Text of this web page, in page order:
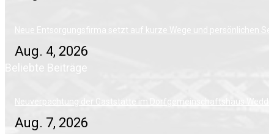
Neue Entsorgungsfirma setzt auf kurze Wege und persönlichen
Aug. 4, 2026
Beliebte Beiträge
Neuverpachtung der Gaststätte im Dorfgemeinschaftshaus
Aug. 7, 2026